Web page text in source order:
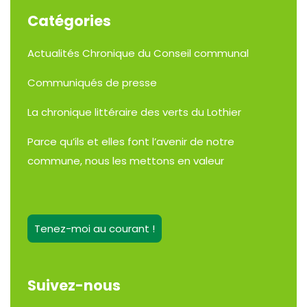
Catégories
Actualités Chronique du Conseil communal
Communiqués de presse
La chronique littéraire des verts du Lothier
Parce qu’ils et elles font l’avenir de notre
commune, nous les mettons en valeur
Tenez-moi au courant !
Suivez-nous